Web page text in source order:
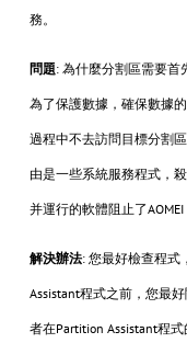
務。
問題: 為什麼分割區需要首
為了保護數據，確保數據
過程中不去訪問目標分割
由是一些系統服務程式，
并運行的軟體阻止了
解決辦法: 您最好檢查程式
Assistant程式之前，您最
者在Partition Assistant程